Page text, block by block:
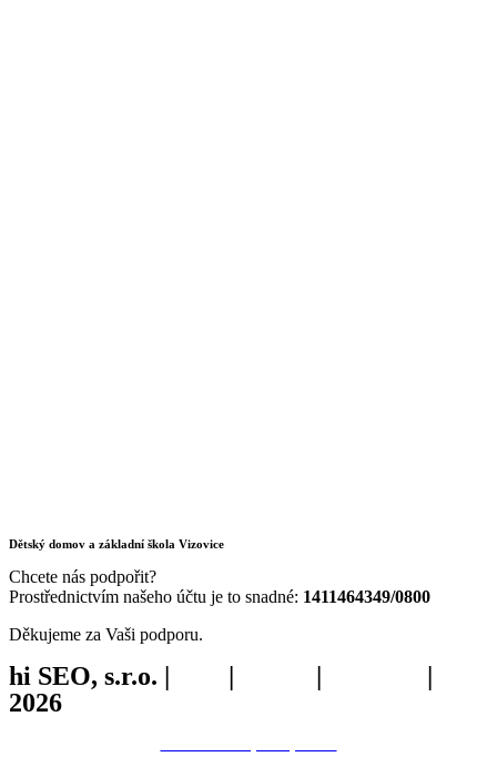
Dětský domov a základní škola Vizovice
Chcete nás podpořit?
Prostřednictvím našeho účtu je to snadné: 1411464349/0800
Děkujeme za Vaši podporu.
hi SEO, s.r.o. |
2026